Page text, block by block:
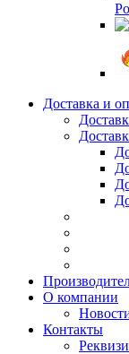
Доставка и
О компании
Контакты